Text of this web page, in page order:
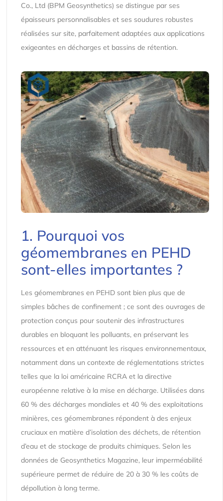
Co., Ltd (BPM Geosynthetics) se distingue par ses
épaisseurs personnalisables et ses soudures robustes
réalisées sur site, parfaitement adaptées aux applications
exigeantes en décharges et bassins de rétention.
1. Pourquoi vos
géomembranes en PEHD
sont-elles importantes ?
Les géomembranes en PEHD sont bien plus que de
simples bâches de confinement ; ce sont des ouvrages de
protection conçus pour soutenir des infrastructures
durables en bloquant les polluants, en préservant les
ressources et en atténuant les risques environnementaux,
notamment dans un contexte de réglementations strictes
telles que la loi américaine RCRA et la directive
européenne relative à la mise en décharge. Utilisées dans
60 % des décharges mondiales et 40 % des exploitations
minières, ces géomembranes répondent à des enjeux
cruciaux en matière d’isolation des déchets, de rétention
d’eau et de stockage de produits chimiques. Selon les
données de Geosynthetics Magazine, leur imperméabilité
supérieure permet de réduire de 20 à 30 % les coûts de
dépollution à long terme.